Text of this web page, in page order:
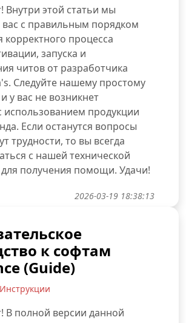
Внутри этой статьи мы
с правильным порядком
корректного процесса
запуска и
читов от разработчика
Следуйте нашему простому
у вас не возникнет
использованием продукции
Если останутся вопросы
трудности, то вы всегда
с нашей технической
получения помощи. Удачи!
2026-03-19 18:38:13
к софтам
(Guide)
Инструкции
В полной версии данной